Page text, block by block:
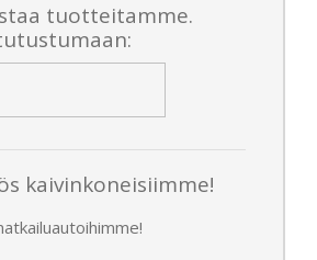
tuotteitamme.
kaivinkoneisiimme!